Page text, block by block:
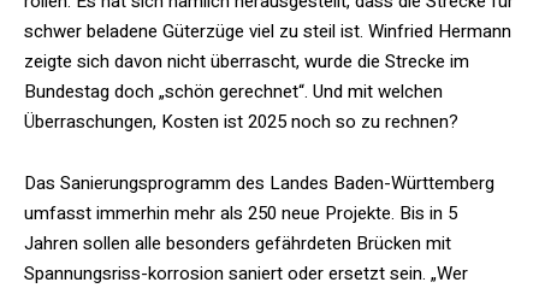
schwer beladene Güterzüge viel zu steil ist. Winfried Hermann
zeigte sich davon nicht überrascht, wurde die Strecke im
Bundestag doch „schön gerechnet“. Und mit welchen
Überraschungen, Kosten ist 2025 noch so zu rechnen?
Das Sanierungsprogramm des Landes Baden-Württemberg
umfasst immerhin mehr als 250 neue Projekte. Bis in 5
Jahren sollen alle besonders gefährdeten Brücken mit
Spannungsriss-korrosion saniert oder ersetzt sein. „Wer